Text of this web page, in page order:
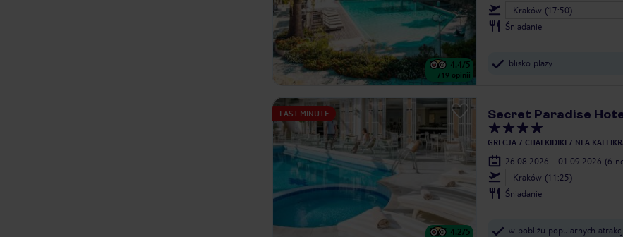
4.4/5
719 opinii
Kraków (17:50)
Śniadanie
blisko plaży
LAST MINUTE
4.2/5
Secret Paradise
GRECJA CHALKIDIKI NEA
26.08.2026 - 01.09.2026 (6
Kraków (11:25)
Śniadanie
w pobliżu popularnych